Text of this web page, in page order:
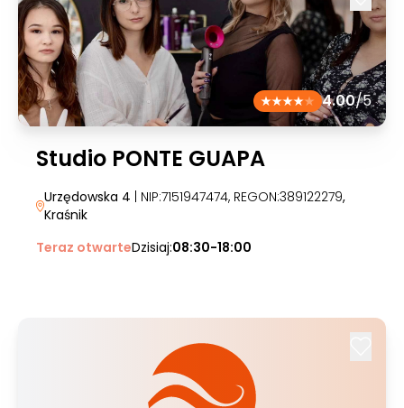
4.00/5
Studio PONTE GUAPA
Urzędowska 4 | NIP:7151947474, REGON:389122279,
Kraśnik
Teraz otwarteDzisiaj:08:30-18:00